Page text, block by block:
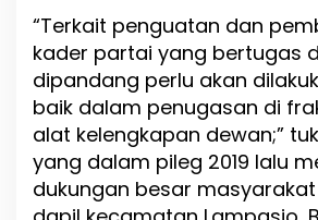
n
P
m
i
l
u
2
0
2
“Terkait penguatan dan
kader partai yang bertugas di
dipandang perlu akan
baik dalam penugasan di
alat kelengkapan dewan;”
yang dalam pileg 2019 lalu
dukungan besar